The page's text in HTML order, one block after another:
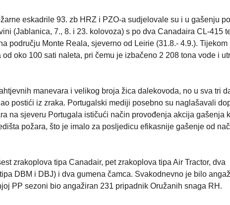
eskadrile 93. zb HRZ i PZO-a sudjelovale su i u gašenju
(Jablanica, 7., 8. i 23. kolovoza) s po dva Canadaira CL-415
području Monte Reala, sjeverno od Leirie (31.8.- 4.9.). Tijekom
oko 100 sati naleta, pri čemu je izbačeno 2 208 tona vode i
manevara i velikog broja žica dalekovoda, no u sva tri
postići iz zraka. Portugalski mediji posebno su naglašavali
na sjeveru Portugala ističući način provođenja akcija gašenja
požara, što je imalo za posljedicu efikasnije gašenje od
zrakoplova tipa Canadair, pet zrakoplova tipa Air Tractor, dva
DBM i DBJ) i dva gumena čamca. Svakodnevno je bilo
PP sezoni bio angažiran 231 pripadnik Oružanih snaga RH.